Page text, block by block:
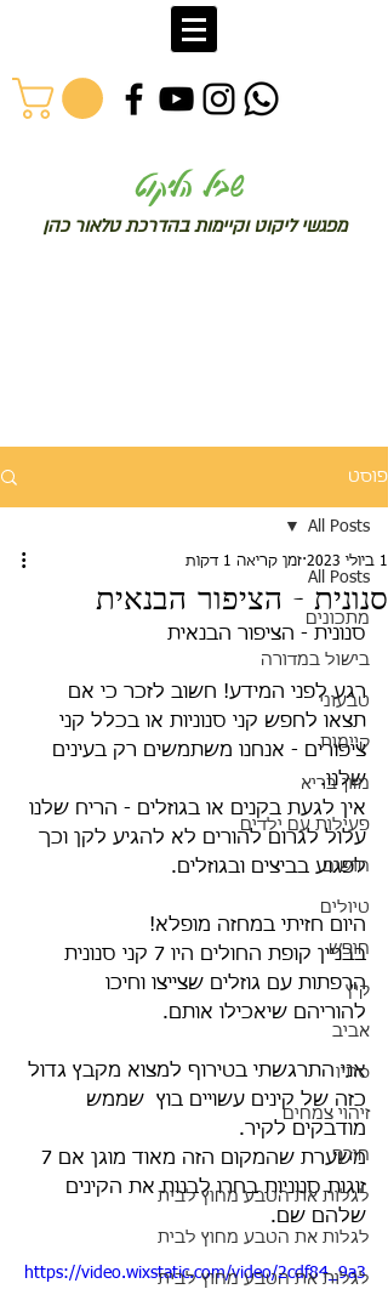
שביל הליקוט
מפגשי ליקוט וקיימות בהדרכת טלאור כהן
פוסט
All Posts
מתכונים
בישול במדורה
טבעוני
קיימות
מזון בריא
פעילות עם ילדים
חושים
טיולים
חופש
קיץ
אביב
סתיו
זיהוי צמחים
חורף
לגלות את הטבע מחוץ לבית
לגלות את הטבע מחוץ לבית
לגלות את הטבע מחוץ לבית
All Posts
סנונית - הציפור הבנאית
1 ביולי 2023 זמן קריאה 1 דקות
סנונית - הציפור הבנאית
רגע לפני המידע! חשוב לזכר כי אם
תצאו לחפש קני סנוניות או בכלל קני
ציפורים - אנחנו משתמשים רק בעינים
שלנו.
אין לגעת בקנים או בגוזלים - הריח שלנו
עלול לגרום להורים לא להגיע לקן וכך
לפגוע בביצים ובגוזלים.
היום חזיתי במחזה מופלא!
בבניין קופת החולים היו 7 קני סנונית
הרפתות עם גוזלים שצייצו וחיכו
להוריהם שיאכילו אותם.
אני התרגשתי בטירוף למצוא מקבץ גדול
כזה של קינים עשויים בוץ  שממש
מודבקים לקיר.
זוגות סנוניות בחרו לבנות את הקינים
שלהם שם.
https://video.wixstatic.com/video/2cdf84_9a3